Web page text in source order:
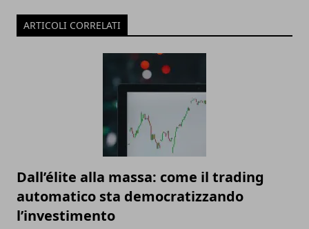
ARTICOLI CORRELATI
Dall’élite alla massa: come il trading
automatico sta democratizzando
l’investimento